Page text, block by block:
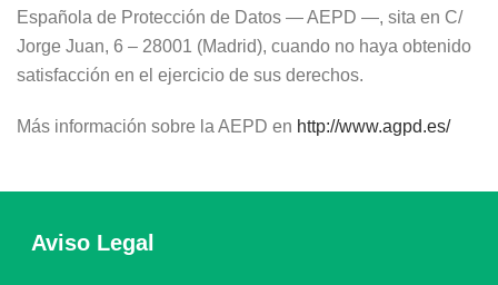
Española de Protección de Datos — AEPD —, sita en C/
Jorge Juan, 6 – 28001 (Madrid), cuando no haya obtenido
satisfacción en el ejercicio de sus derechos.
Más información sobre la AEPD en http://www.agpd.es/
Aviso Legal